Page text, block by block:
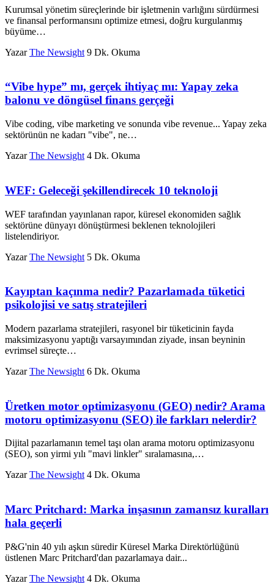
Kurumsal yönetim süreçlerinde bir işletmenin varlığını sürdürmesi
ve finansal performansını optimize etmesi, doğru kurgulanmış
büyüme…
Yazar The Newsight 9 Dk. Okuma
“Vibe hype” mı, gerçek ihtiyaç mı: Yapay zeka
balonu ve döngüsel finans gerçeği
Vibe coding, vibe marketing ve sonunda vibe revenue... Yapay zeka
sektörünün ne kadarı "vibe", ne…
Yazar The Newsight 4 Dk. Okuma
WEF: Geleceği şekillendirecek 10 teknoloji
WEF tarafından yayınlanan rapor, küresel ekonomiden sağlık
sektörüne dünyayı dönüştürmesi beklenen teknolojileri
listelendiriyor.
Yazar The Newsight 5 Dk. Okuma
Kayıptan kaçınma nedir? Pazarlamada tüketici
psikolojisi ve satış stratejileri
Modern pazarlama stratejileri, rasyonel bir tüketicinin fayda
maksimizasyonu yaptığı varsayımından ziyade, insan beyninin
evrimsel süreçte…
Yazar The Newsight 6 Dk. Okuma
Üretken motor optimizasyonu (GEO) nedir? Arama
motoru optimizasyonu (SEO) ile farkları nelerdir?
Dijital pazarlamanın temel taşı olan arama motoru optimizasyonu
(SEO), son yirmi yılı "mavi linkler" sıralamasına,…
Yazar The Newsight 4 Dk. Okuma
Marc Pritchard: Marka inşasının zamansız kuralları
hala geçerli
P&G'nin 40 yılı aşkın süredir Küresel Marka Direktörlüğünü
üstlenen Marc Pritchard'dan pazarlamaya dair...
Yazar The Newsight 4 Dk. Okuma